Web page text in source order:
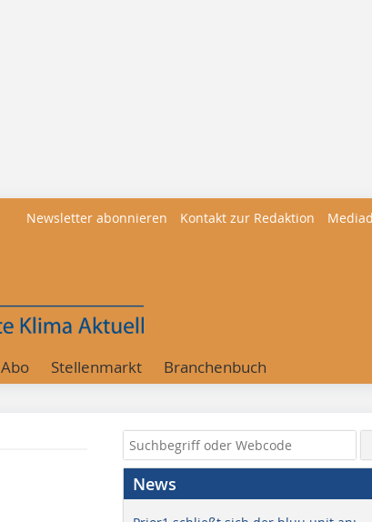
Newsletter abonnieren Kontakt zur Redaktion
Abo Stellenmarkt Branchenbuch
News